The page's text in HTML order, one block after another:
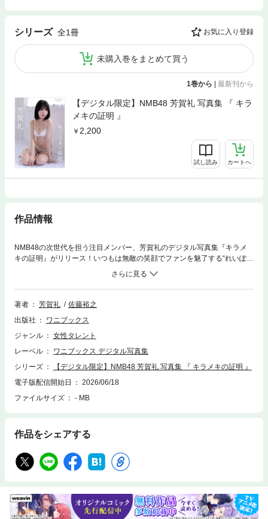
シリーズ 全1冊 お気に入り登録
未購入巻をまとめて買う
1巻から | 最新刊から
【デジタル限定】NMB48 芳賀礼 写真集 『 キラ
メキの証明 』
2,200
試し読み カートへ
作品情報
NMB48の次世代を担う注目メンバー、芳賀礼のデジタル写真集『キラメ
キの証明』がリリース！いつもは無敵の笑顔でファンを魅了する“れいぽ
ん”ですが、本作で魅せるのは彼女の新たな扉を開く新境地！ 大人っぽい
しっとりとした色気と、彼女本来のピュアな爽やかさが同居する、絶妙な
バランス感のデジタル写真集に仕上がりました。清涼感あふれるシチュエ
ーションのなかで、ふと見せる艶やかな視線や、瑞々しくも美しいプロポ
う、今この瞬間にしか放てない特別なキラメキ。さらに輝きを増したれい
ぽんの圧倒的なビジュアルを、ぜひご堪能ください。（撮影当時全てのモ
著者 芳賀礼
佐藤裕之
出版社
ワニブックス
ジャンル
女性タレント
レーベル
ワニブックス デジタル写真集
シリーズ
【デジタル限定】NMB48 芳賀礼 写真集 『 キラメキの証明 』
電子版配信開始日
2026/06/18
ファイルサイズ
- MB
作品をシェアする